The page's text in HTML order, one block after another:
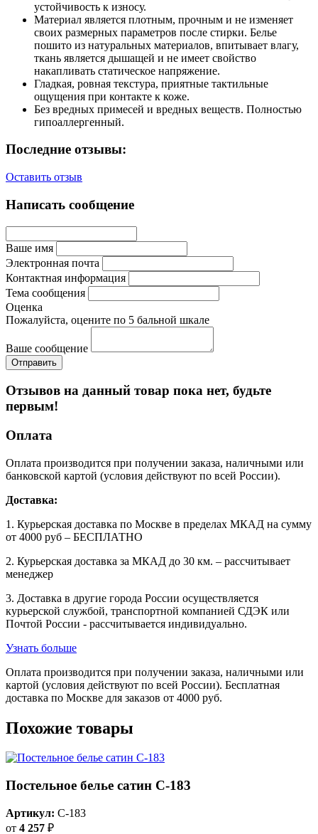
устойчивость к износу.
Материал является плотным, прочным и не изменяет
своих размерных параметров после стирки. Белье
пошито из натуральных материалов, впитывает влагу,
ткань является дышащей и не имеет свойство
накапливать статическое напряжение.
Гладкая, ровная текстура, приятные тактильные
ощущения при контакте к коже.
Без вредных примесей и вредных веществ. Полностью
гипоаллергенный.
Последние отзывы:
Оставить отзыв
Написать сообщение
Ваше имя
Электронная почта
Контактная информация
Тема сообщения
Оценка
Пожалуйста, оцените по 5 бальной шкале
Ваше сообщение
Отзывов на данный товар пока нет, будьте
первым!
Оплата
Оплата производится при получении заказа, наличными или
банковской картой (условия действуют по всей России).
Доставка:
1. Курьерская доставка по Москве в пределах МКАД на сумму
от 4000 руб – БЕСПЛАТНО
2. Курьерская доставка за МКАД до 30 км. – рассчитывает
менеджер
3. Доставка в другие города России осуществляется
курьерской службой, транспортной компанией СДЭК или
Почтой России - рассчитывается индивидуально.
Узнать больше
Оплата производится при получении заказа, наличными или
картой (условия действуют по всей России). Бесплатная
доставка по Москве для заказов от 4000 руб.
Похожие товары
Постельное белье сатин С-183
Артикул: C-183
от 4 257 ₽